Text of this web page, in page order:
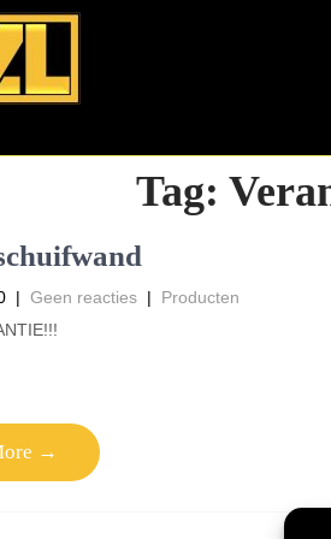
Tag:
| Geen reacties | Producten
→